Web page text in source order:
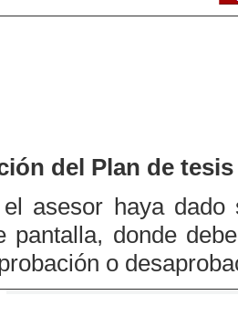
del Plan de tesis
el asesor haya
pantalla, donde
o